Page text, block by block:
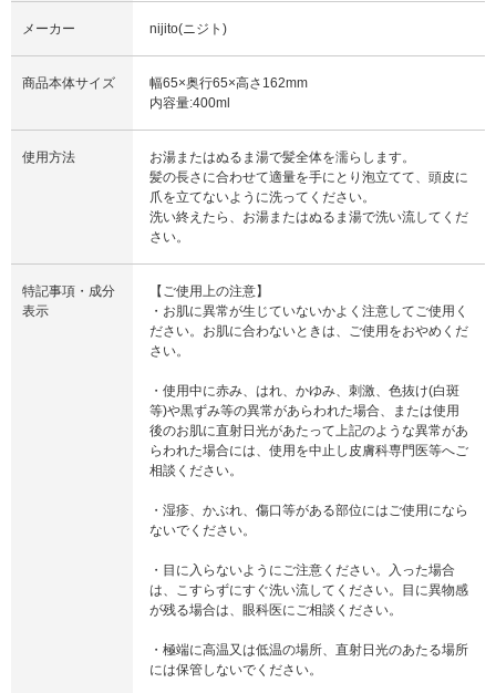
メーカー nijito(ニジト)
商品本体サイズ
幅65×奥行65×高さ162mm
内容量:400ml
使用方法
お湯またはぬるま湯で髪全体を濡らします。
髪の長さに合わせて適量を手にとり泡立てて、頭皮に
爪を立てないように洗ってください。
洗い終えたら、お湯またはぬるま湯で洗い流してくだ
さい。
特記事項・成分
表示
【ご使用上の注意】
・お肌に異常が生じていないかよく注意してご使用く
ださい。お肌に合わないときは、ご使用をおやめくだ
さい。
・使用中に赤み、はれ、かゆみ、刺激、色抜け(白斑
等)や黒ずみ等の異常があらわれた場合、または使用
後のお肌に直射日光があたって上記のような異常があ
らわれた場合には、使用を中止し皮膚科専門医等へご
相談ください。
・湿疹、かぶれ、傷口等がある部位にはご使用になら
ないでください。
・目に入らないようにご注意ください。入った場合
は、こすらずにすぐ洗い流してください。目に異物感
が残る場合は、眼科医にご相談ください。
・極端に高温又は低温の場所、直射日光のあたる場所
には保管しないでください。